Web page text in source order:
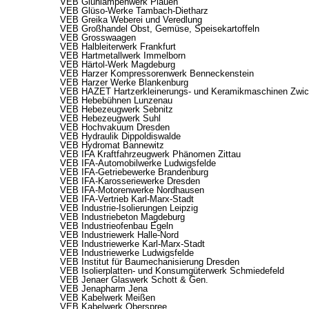
VEB Glüso-Werke Tambach-Dietharz
VEB Greika Weberei und Veredlung
VEB Großhandel Obst, Gemüse, Speisekartoffeln
VEB Grosswaagen
VEB Halbleiterwerk Frankfurt
VEB Hartmetallwerk Immelborn
VEB Härtol-Werk Magdeburg
VEB Harzer Kompressorenwerk Benneckenstein
VEB Harzer Werke Blankenburg
VEB HAZET Hartzerkleinerungs- und Keramikmaschinen
VEB Hebebühnen Lunzenau
VEB Hebezeugwerk Sebnitz
VEB Hebezeugwerk Suhl
VEB Hochvakuum Dresden
VEB Hydraulik Dippoldiswalde
VEB Hydromat Bannewitz
VEB IFA Kraftfahrzeugwerk Phänomen Zittau
VEB IFA-Automobilwerke Ludwigsfelde
VEB IFA-Getriebewerke Brandenburg
VEB IFA-Karosseriewerke Dresden
VEB IFA-Motorenwerke Nordhausen
VEB IFA-Vertrieb Karl-Marx-Stadt
VEB Industrie-Isolierungen Leipzig
VEB Industriebeton Magdeburg
VEB Industrieofenbau Egeln
VEB Industriewerk Halle-Nord
VEB Industriewerke Karl-Marx-Stadt
VEB Industriewerke Ludwigsfelde
VEB Institut für Baumechanisierung Dresden
VEB Isolierplatten- und Konsumgüterwerk Schmiedefeld
VEB Jenaer Glaswerk Schott & Gen.
VEB Jenapharm Jena
VEB Kabelwerk Meißen
VEB Kabelwerk Oberspree